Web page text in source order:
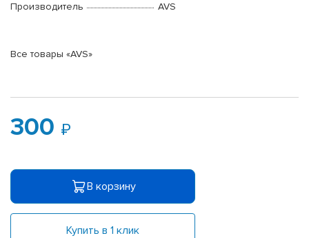
Производитель
AVS
Все товары «AVS»
300
В корзину
Купить в 1 клик